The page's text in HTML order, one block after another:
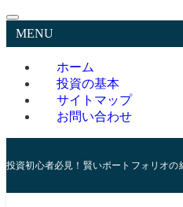
MENU
ホーム
投資の基本
サイトマップ
お問い合わせ
投資初心者必見！賢いポートフォリオ